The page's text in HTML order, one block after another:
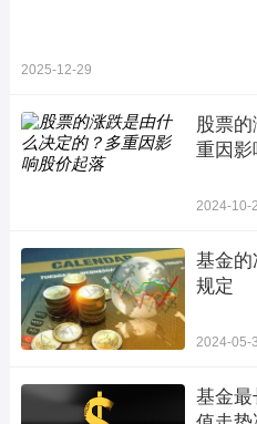
2025-12-29
股票
重因影
2024-10-
基金的
规定
2024-05-
基金